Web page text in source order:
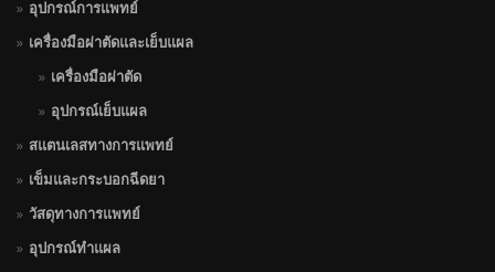
อุปกรณ์การแพทย์
เครื่องมือผ่าตัดและเย็บแผล
เครื่องมือผ่าตัด
อุปกรณ์เย็บแผล
สแตนเลสทางการแพทย์
เข็มและกระบอกฉีดยา
วัสดุทางการแพทย์
อุปกรณ์ทำแผล